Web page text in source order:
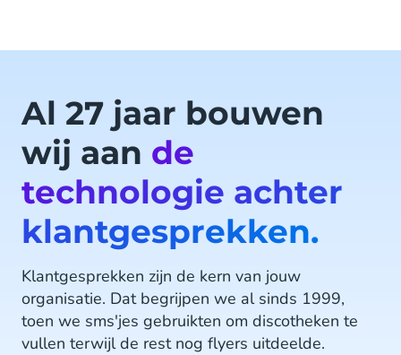
Al 27 jaar bouwen
wij aan de
technologie achter
klantgesprekken.
Klantgesprekken zijn de kern van jouw
organisatie. Dat begrijpen we al sinds 1999,
toen we sms'jes gebruikten om discotheken te
vullen terwijl de rest nog flyers uitdeelde.